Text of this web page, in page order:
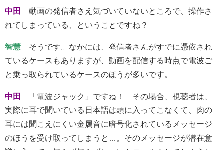
中田
動画の発信者さえ気づいていないところで、操作さ
れてしまっている、ということですね？
智慧 そうです。なかには、発信者さんがすでに憑依され
ているケースもありますが、動画を配信する時点で電波ご
と乗っ取られているケースのほうが多いです。
中田
「電波ジャック」ですね！ その場合、視聴者は、
実際に耳で聞いている日本語は頭に入ってこなくて、肉の
耳には聞こえにくい金属音に暗号化されているメッセージ
のほうを受け取ってしまうと…。そのメッセージが潜在意